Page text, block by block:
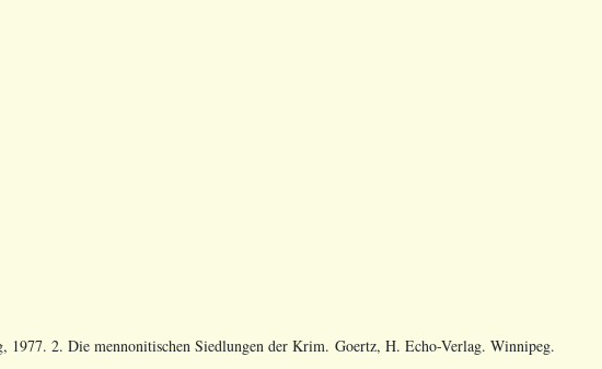
2. Die mennonitischen Siedlungen der Krim. Goertz, H. Echo-Verlag. Winnipeg.